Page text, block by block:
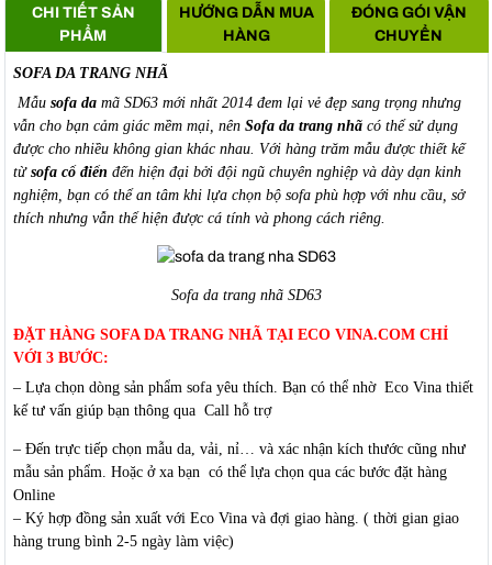
CHI TIẾT SẢN
PHẨM
HƯỚNG DẪN MUA
HÀNG
ĐÓNG GÓI VẬN
CHUYỂN
SOFA DA TRANG NHÃ
Mẫu sofa damã SD63 mới nhất 2014 đem lại vẻ đẹp sang trọng nhưng
vẫn cho bạn cảm giác mềm mại, nên Sofa da trang nhãcó thể sử dụng
được cho nhiều không gian khác nhau. Với hàng trăm mẫu được thiết kế
từ sofa cổ điển đến hiện đại bởi đội ngũ chuyên nghiệp và dày dạn kinh
nghiệm, bạn có thể an tâm khi lựa chọn bộ sofa phù hợp với nhu cầu, sở
thích nhưng vẫn thể hiện được cá tính và phong cách riêng.
Sofa da trang nhã SD63
ĐẶT HÀNG SOFA DA TRANG NHÃ TẠI ECO VINA.COM CHỈ
VỚI 3 BƯỚC:
– Lựa chọn dòng sản phẩm sofa yêu thích. Bạn có thể nhờ Eco Vina thiết
kế tư vấn giúp bạn thông qua Call hỗ trợ
– Đến trực tiếp chọn mẫu da, vải, nỉ… và xác nhận kích thước cũng như
mẫu sản phẩm. Hoặc ở xa bạn có thể lựa chọn qua các bước đặt hàng
Online
– Ký hợp đồng sản xuất với Eco Vina và đợi giao hàng. ( thời gian giao
hàng trung bình 2-5 ngày làm việc)